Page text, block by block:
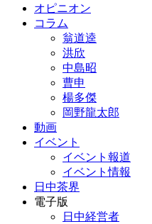
オピニオン
コラム
翁道逵
洪欣
中島昭
曹申
楊多傑
岡野龍太郎
動画
イベント
イベント報道
イベント情報
日中茶界
電子版
日中経営者